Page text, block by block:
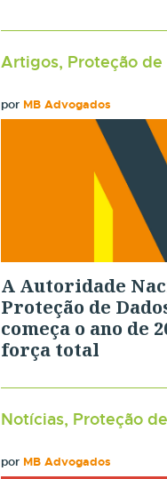
Artigos, Proteção de
por MB Advogados
A Autoridade
Proteção de
começa o ano de
força total
Notícias, Proteção
por MB Advogados